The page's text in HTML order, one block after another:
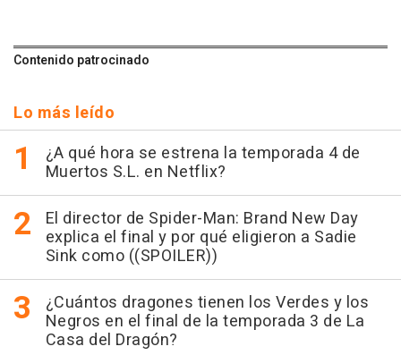
Contenido patrocinado
Lo más leído
¿A qué hora se estrena la temporada 4 de
Muertos S.L. en Netflix?
El director de Spider-Man: Brand New Day
explica el final y por qué eligieron a Sadie
Sink como ((SPOILER))
¿Cuántos dragones tienen los Verdes y los
Negros en el final de la temporada 3 de La
Casa del Dragón?